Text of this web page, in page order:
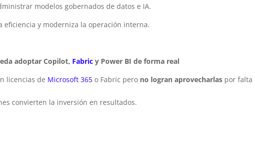
modelos gobernados de datos e IA.
eficiencia y moderniza la operación interna.
adoptar Copilot, Fabric y Power BI de forma real
licencias de Microsoft 365 o Fabric pero no logran aprovecharlas por falta
convierten la inversión en resultados.